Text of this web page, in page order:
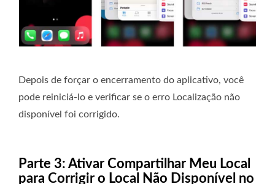
Depois de forçar o encerramento do aplicativo, você
pode reiniciá-lo e verificar se o erro Localização não
disponível foi corrigido.
Parte 3: Ativar Compartilhar Meu Local
para Corrigir o Local Não Disponível no